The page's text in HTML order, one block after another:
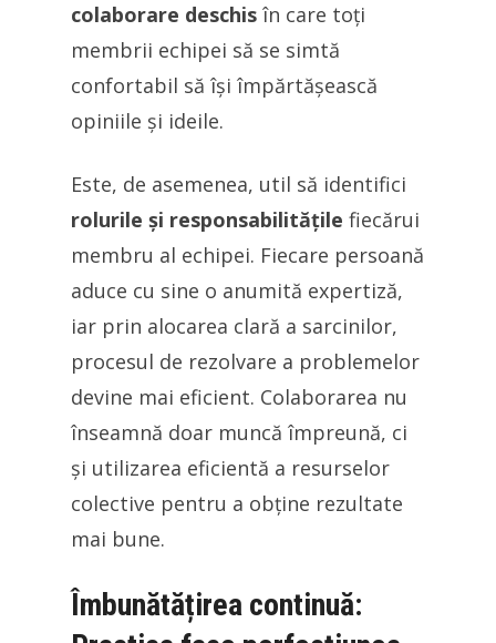
colaborare deschis în care toți
membrii echipei să se simtă
confortabil să își împărtășească
opiniile și ideile.
Este, de asemenea, util să identifici
rolurile și responsabilitățile fiecărui
membru al echipei. Fiecare persoană
aduce cu sine o anumită expertiză,
iar prin alocarea clară a sarcinilor,
procesul de rezolvare a problemelor
devine mai eficient. Colaborarea nu
înseamnă doar muncă împreună, ci
și utilizarea eficientă a resurselor
colective pentru a obține rezultate
mai bune.
Îmbunătățirea continuă: